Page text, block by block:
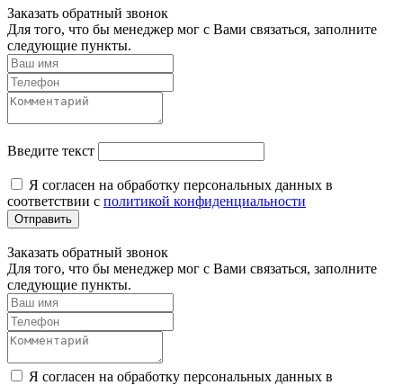
Заказать обратный звонок
Для того, что бы менеджер мог с Вами связаться, заполните
следующие пункты.
Введите текст
Я согласен на обработку персональных данных в
соответствии с политикой конфиденциальности
Отправить
Заказать обратный звонок
Для того, что бы менеджер мог с Вами связаться, заполните
следующие пункты.
Я согласен на обработку персональных данных в